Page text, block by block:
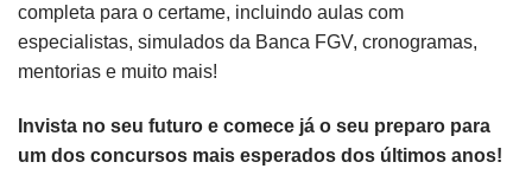
completa para o certame, incluindo aulas com
especialistas, simulados da Banca FGV, cronogramas,
mentorias e muito mais!
Invista no seu futuro e comece já o seu preparo para
um dos concursos mais esperados dos últimos anos!